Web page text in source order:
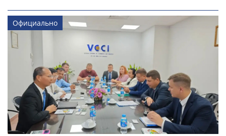
Официально